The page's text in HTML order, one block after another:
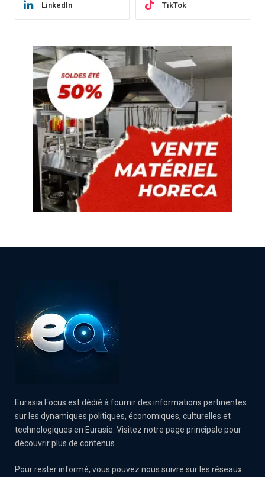
LinkedIn TikTok
Eurasia Focus est dédié à fournir des informations pertinentes
sur les dynamiques politiques, économiques, culturelles et
technologiques en Eurasie. Visitez notre page principale pour
découvrir plus de contenus.
Pour rester informé, vous pouvez nous suivre sur les réseaux